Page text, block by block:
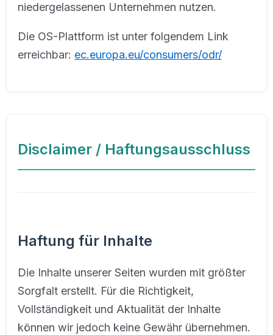
niedergelassenen Unternehmen nutzen.
Die OS-Plattform ist unter folgendem Link
erreichbar: ec.europa.eu/consumers/odr/
Disclaimer / Haftungsausschluss
Haftung für Inhalte
Die Inhalte unserer Seiten wurden mit größter
Sorgfalt erstellt. Für die Richtigkeit,
Vollständigkeit und Aktualität der Inhalte
können wir jedoch keine Gewähr übernehmen.